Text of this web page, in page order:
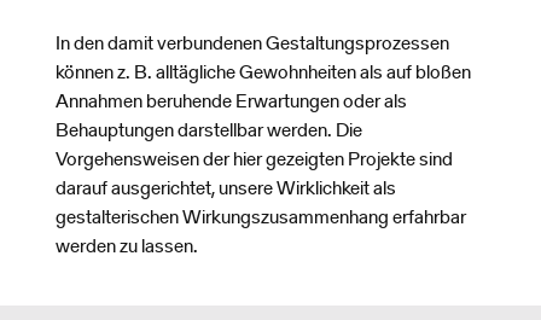
In den damit verbundenen Gestaltungsprozessen
können z. B. alltägliche Gewohnheiten als auf bloßen
Annahmen beruhende Erwartungen oder als
Behauptungen darstellbar werden. Die
Vorgehensweisen der hier gezeigten Projekte sind
darauf ausgerichtet, unsere Wirklichkeit als
gestalterischen Wirkungszusammenhang erfahrbar
werden zu lassen.